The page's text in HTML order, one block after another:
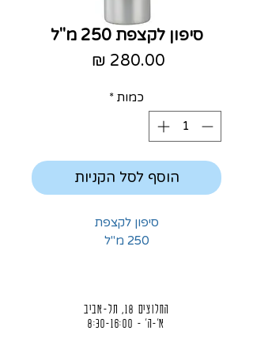
סיפון לקצפת 250 מ"ל
כמות *
הוסף לסל הקניות
סיפון לקצפת
250 מ"ל
החלוצים 18, תל-אביב
א'-ה' - 8:30-16:00